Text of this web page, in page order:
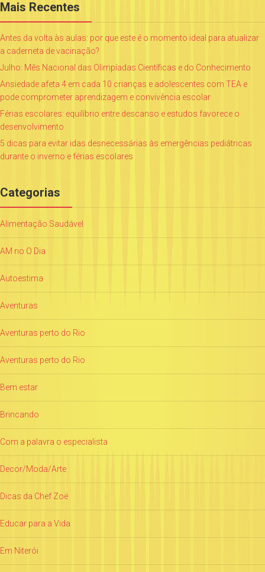
Mais Recentes
Antes da volta às aulas: por que este é o momento ideal para atualizar
a caderneta de vacinação?
Julho: Mês Nacional das Olimpíadas Científicas e do Conhecimento
Ansiedade afeta 4 em cada 10 crianças e adolescentes com TEA e
pode comprometer aprendizagem e convivência escolar
Férias escolares: equilíbrio entre descanso e estudos favorece o
desenvolvimento
5 dicas para evitar idas desnecessárias às emergências pediátricas
durante o inverno e férias escolares
Categorias
Alimentação Saudável
AM no O Dia
Autoestima
Aventuras
Aventuras perto do Rio
Aventuras perto do Rio
Bem estar
Brincando
Com a palavra o especialista
Decor/Moda/Arte
Dicas da Chef Zoë
Educar para a Vida
Em Niterói